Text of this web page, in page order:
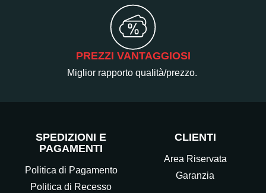
PREZZI VANTAGGIOSI
Miglior rapporto qualità/prezzo.
SPEDIZIONI E
PAGAMENTI
Politica di Pagamento
Politica di Recesso
CLIENTI
Area Riservata
Garanzia